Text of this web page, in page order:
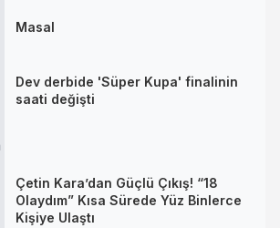
Masal
Dev derbide 'Süper Kupa' finalinin
saati değişti
Çetin Kara’dan Güçlü Çıkış! “18
Olaydım” Kısa Sürede Yüz Binlerce
Kişiye Ulaştı